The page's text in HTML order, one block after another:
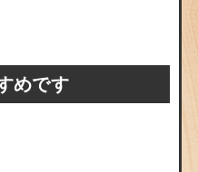
めです